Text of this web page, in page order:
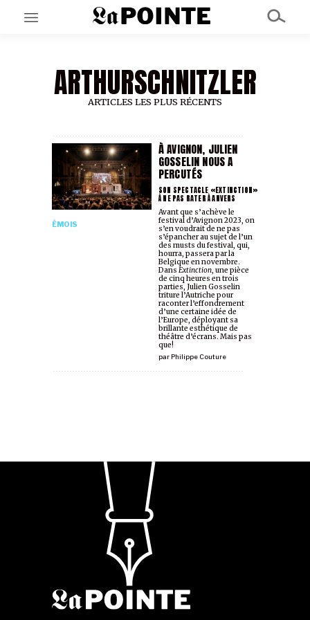
EN CE MOMENT
GRAND ANGLE
AU LARGE
À PROPOS
NOS PARTENAIRES
ARTHURSCHNITZLER
ARTICLES LES PLUS RÉCENTS
À AVIGNON, JULIEN
GOSSELIN NOUS A
PERCUTÉS
SON SPECTACLE «EXTINCTION»
À NE PAS RATER À ANVERS
ÉMOIS
parPhilippe Couture
Avant que s’achève le
festival d’Avignon 2023, on
s’en voudrait de ne pas
s’épancher au sujet de l’un
des musts du festival, qui,
hourra, passera par la
Belgique en novembre.
Dans Extinction, une pièce
de cinq heures en trois
parties, Julien Gosselin
triture l’Autriche pour
raconter l’effondrement
d’une certaine idée de
l’Europe, déployant sa
brillante esthétique de
théâtre d’écrans. Mais pas
que!